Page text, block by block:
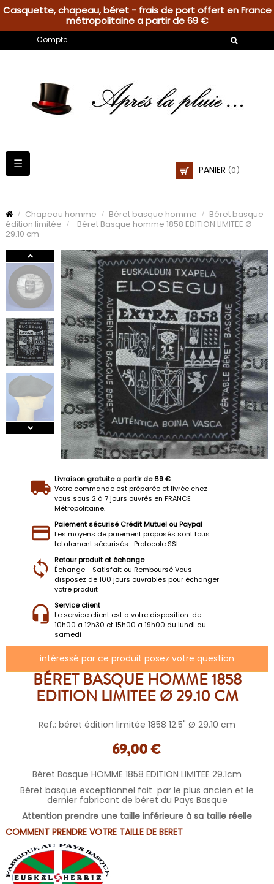
Casquette, chapeau, béret - frais de port offert en France
métropolitaine a partir de 69 €
Compte
PANIER (0)
Basculer
la
☰
Chapeau homme Béret basque homme
Béret basque
édition limitée
Béret Basque homme 1858 EDITION LIMITEE Ø
29.10 cm
Livraison gratuite a partir de 69 €
Votre commande est préparée et livrée chez
vous sous 2 à 7 jours ouvrés en FRANCE
Métropolitaine.
Paiement sécurisé Crédit Mutuel ou Paypal
Les moyens de paiement proposés sont tous
totalement sécurisés- Protocole SSL.
Retour produit et échange
Échange - Satisfait ou Remboursé Vous
disposez de 100 jours ouvrables pour échanger
votre produit
Service client
Le service client est a votre disposition de
10h00 a 12h30 et 15h00 a 19h00 du lundi au
samedi
intéressé par ce produit posez votre question
BÉRET BASQUE HOMME 1858
EDITION LIMITEE Ø 29.10 CM
Ref.: béret édition limitée 1858 12.5" Ø 29.10 cm
69,00 €
Béret Basque HOMME 1858 EDITION LIMITEE 29.1cm
Béret basque exceptionnel fait par le plus ancien et le
dernier fabricant de béret du Pays Basque
Attention prendre une taille inférieure à sa taille réelle
COMMENT PRENDRE VOTRE TAILLE DE BERET